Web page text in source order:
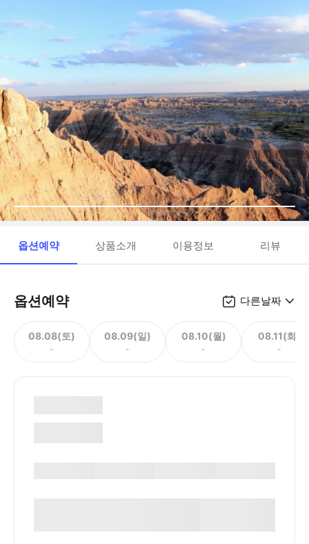
옵션예약 상품소개 이용정보 리뷰
옵션예약 다른날짜
08.08(토)
-
08.09(일)
-
08.10(월)
-
08.11(화)
-